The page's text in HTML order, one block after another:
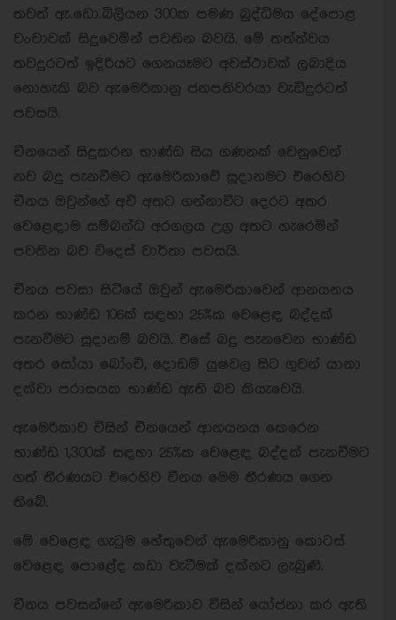
තවත් ඇ.ඩො.බිලියන 300ක පමණ බුද්ධිමය දේපොළ
වංචාවක් සිදුවෙමින් පවතින බවයි. මේ තත්ත්වය
තවදුරටත් ඉදිරියට ගෙනයෑමට අවස්ථාවක් ලබාදිය
නොහැකි බව ඇමෙරිකානු ජනපතිවරයා වැඩිදුරටත්
පවසයි.
චීනයෙන් සිදුකරන භාණ්ඩ සිය ගණනක් වෙනුවෙන්
නව බදු පැනවීමට ඇමෙරිකාවේ සූදානමට එරෙහිව
චීනය ඔවුන්ගේ අවි අතට ගන්නාවිට දෙරට අතර
වෙළෙඳාම සම්බන්ධ අරගලය උග්‍ර අතට හැරෙමින්
පවතින බව විදෙස් වාර්තා පවසයි.
චීනය පවසා සිටියේ ඔවුන් ඇමෙරිකාවෙන් ආනයනය
කරන භාණ්ඩ 106ක් සඳහා 25%ක වෙළෙඳ බද්දක්
පැනවීමට සූදානම් බවයි. එසේ බදු පැනවෙන භාණ්ඩ
අතර සෝයා බෝංචි, දොඩම් යුෂවල සිට ගුවන් යානා
දක්වා පරාසයක භාණ්ඩ ඇති බව කියැවෙයි.
ඇමෙරිකාව විසින් චීනයෙන් ආනයනය කෙරෙන
භාණ්ඩ 1,300ක් සඳහා 25%ක වෙළෙඳ බද්දක් පැනවීමට
ගත් තීරණයට එරෙහිව චීනය මෙම තීරණය ගෙන
තිබේ.
මේ වෙළෙඳ ගැටුම හේතුවෙන් ඇමෙරිකානු කොටස්
වෙළෙඳ පොළේද කඩා වැටීමක් දක්නට ලැබුණි.
චීනය පවසන්නේ ඇමෙරිකාව විසින් යෝජනා කර ඇති